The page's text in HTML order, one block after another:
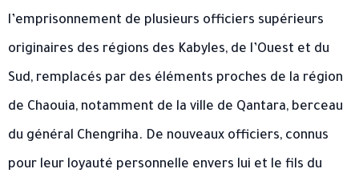
l’emprisonnement de plusieurs officiers supérieurs
originaires des régions des Kabyles, de l’Ouest et du
Sud, remplacés par des éléments proches de la région
de Chaouia, notamment de la ville de Qantara, berceau
du général Chengriha. De nouveaux officiers, connus
pour leur loyauté personnelle envers lui et le fils du